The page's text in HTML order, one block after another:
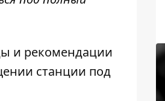
и рекомендации
станции под